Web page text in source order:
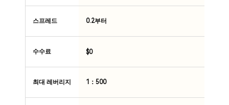
스프레드
수수료
최대 레버리지
0.2부터
$0
1：500